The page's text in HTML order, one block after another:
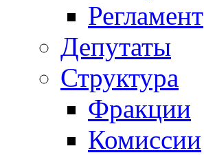
Регламент
Депутаты
Структура
Фракции
Комиссии